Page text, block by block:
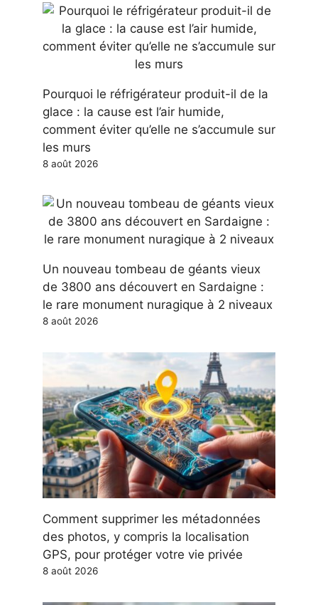
Pourquoi le réfrigérateur produit-il de la
glace : la cause est l’air humide,
comment éviter qu’elle ne s’accumule sur
les murs
8 août 2026
Un nouveau tombeau de géants vieux
de 3800 ans découvert en Sardaigne :
le rare monument nuragique à 2 niveaux
8 août 2026
Comment supprimer les métadonnées
des photos, y compris la localisation
GPS, pour protéger votre vie privée
8 août 2026